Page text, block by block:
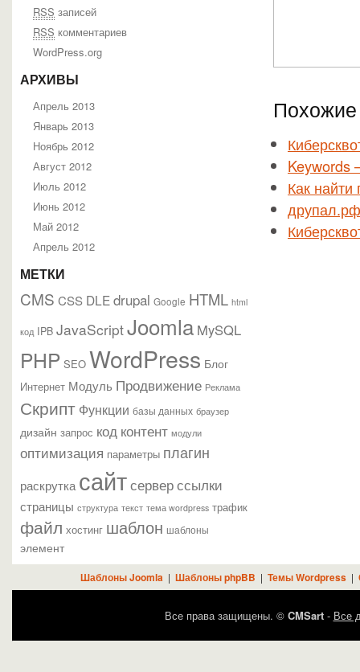
RSS записей
RSS комментариев
WordPress.org
АРХИВЫ
Апрель 2013
Январь 2013
Ноябрь 2012
Август 2012
Июль 2012
Июнь 2012
Май 2012
Апрель 2012
МЕТКИ
CMS CSS DLEdrupal Google HTML html
код IPB JavaScriptJoomla MySQL
PHP SEO WordPress Блог
Интернет Модуль Продвижение Реклама
Скрипт Функции базы данных браузер
дизайн запрос код контент модули
оптимизация параметры плагин
раскрутка сайтсерверссылки
страницы структура текст тема wordpress трафик
файл хостинг шаблон шаблоны
элемент
Похожие
Keywords
Как
друпал.рф
Шаблоны Joomla | Шаблоны phpBB | Темы Wordpress|
Все права защищены. © CMSart- Все